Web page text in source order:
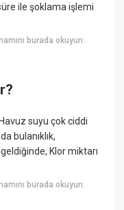
ile şoklama işlemi
burada okuyun:
suyu çok ciddi
bulanıklık,
Klor miktarı
burada okuyun: